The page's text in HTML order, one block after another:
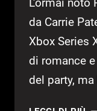
da Carrie
Xbox Series
di romance
del party,